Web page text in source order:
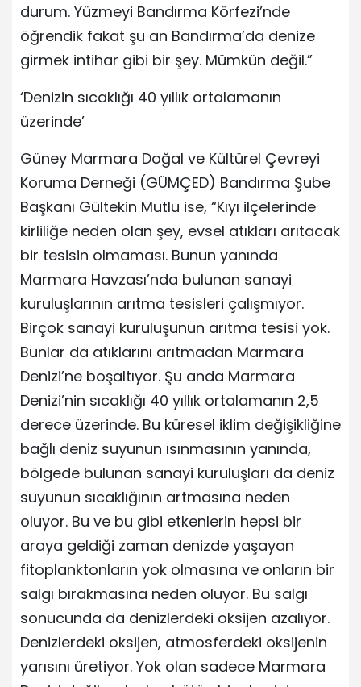
durum. Yüzmeyi Bandırma Körfezi’nde
öğrendik fakat şu an Bandırma’da denize
girmek intihar gibi bir şey. Mümkün değil.”
‘Denizin sıcaklığı 40 yıllık ortalamanın
üzerinde’
Güney Marmara Doğal ve Kültürel Çevreyi
Koruma Derneği (GÜMÇED) Bandırma Şube
Başkanı Gültekin Mutlu ise, “Kıyı ilçelerinde
kirliliğe neden olan şey, evsel atıkları arıtacak
bir tesisin olmaması. Bunun yanında
Marmara Havzası’nda bulunan sanayi
kuruluşlarının arıtma tesisleri çalışmıyor.
Birçok sanayi kuruluşunun arıtma tesisi yok.
Bunlar da atıklarını arıtmadan Marmara
Denizi’ne boşaltıyor. Şu anda Marmara
Denizi’nin sıcaklığı 40 yıllık ortalamanın 2,5
derece üzerinde. Bu küresel iklim değişikliğine
bağlı deniz suyunun ısınmasının yanında,
bölgede bulunan sanayi kuruluşları da deniz
suyunun sıcaklığının artmasına neden
oluyor. Bu ve bu gibi etkenlerin hepsi bir
araya geldiği zaman denizde yaşayan
fitoplanktonların yok olmasına ve onların bir
salgı bırakmasına neden oluyor. Bu salgı
sonucunda da denizlerdeki oksijen azalıyor.
Denizlerdeki oksijen, atmosferdeki oksijenin
yarısını üretiyor. Yok olan sadece Marmara